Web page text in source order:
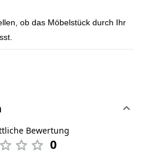
ob das Möbelstück durch Ihr
Bewertung
0